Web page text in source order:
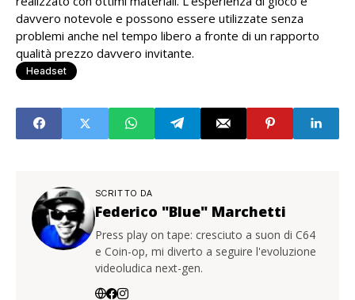
davvero notevole e possono essere utilizzate senza
problemi anche nel tempo libero a fronte di un rapporto
qualità prezzo davvero invitante.
Headset
SCRITTO DA
Federico "Blue" Marchetti
Press play on tape: cresciuto a suon di C64
e Coin-op, mi diverto a seguire l'evoluzione
videoludica next-gen.